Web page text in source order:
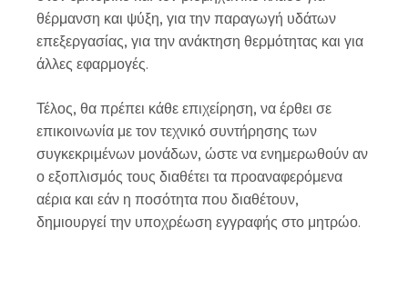
θέρμανση και ψύξη, για την παραγωγή υδάτων
επεξεργασίας, για την ανάκτηση θερμότητας και για
άλλες εφαρμογές.
Τέλος, θα πρέπει κάθε επιχείρηση, να έρθει σε
επικοινωνία με τον τεχνικό συντήρησης των
συγκεκριμένων μονάδων, ώστε να ενημερωθούν αν
ο εξοπλισμός τους διαθέτει τα προαναφερόμενα
αέρια και εάν η ποσότητα που διαθέτουν,
δημιουργεί την υποχρέωση εγγραφής στο μητρώο.